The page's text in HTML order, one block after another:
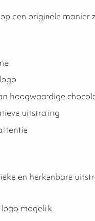
een originele manier
hoogwaardige
uitstraling
en herkenbare
mogelijk